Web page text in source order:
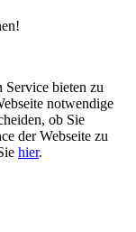
Service bieten zu
notwendige
ob Sie
der Webseite zu
hier.